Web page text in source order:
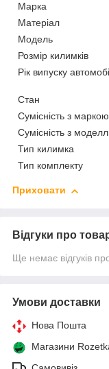
Марка
Матеріал
Модель
Розмір килимків
Рік випуску
Стан
Сумісність з маркою
Сумісність з
Тип килимка
Тип комплекту
Приховати
Відгуки про
Ще немає відгуків
Умови доставки
Нова Пошта
Магазини